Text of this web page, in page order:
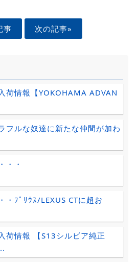
事 次の記事»
荷情報【YOKOHAMA ADVAN
フルな奴達に新たな仲間が加わ
・・
・ﾌﾟﾘｳｽ/LEXUS CTに超お
荷情報 【S13シルビア純正